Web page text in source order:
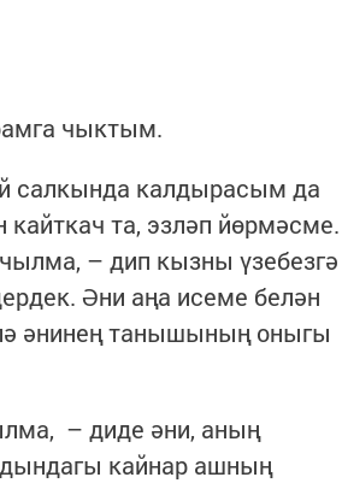
чыктым.
салкында калдырасым да
та, эзләп йөрмәсме.
– дип кызны үзебезгә
Әни аңа исеме белән
әнинең танышының оныгы
– диде әни, аның
кайнар ашның